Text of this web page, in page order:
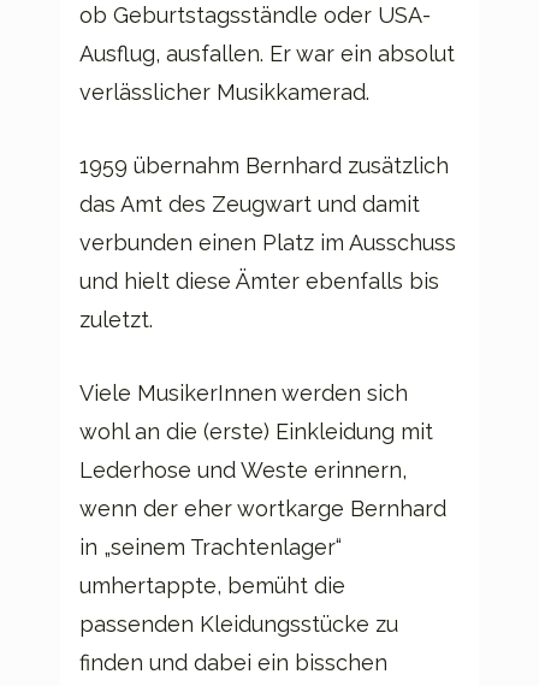
ob Geburtstagsständle oder USA-
Ausflug, ausfallen. Er war ein absolut
verlässlicher Musikkamerad.
1959 übernahm Bernhard zusätzlich
das Amt des Zeugwart und damit
verbunden einen Platz im Ausschuss
und hielt diese Ämter ebenfalls bis
zuletzt.
Viele MusikerInnen werden sich
wohl an die (erste) Einkleidung mit
Lederhose und Weste erinnern,
wenn der eher wortkarge Bernhard
in „seinem Trachtenlager“
umhertappte, bemüht die
passenden Kleidungsstücke zu
finden und dabei ein bisschen